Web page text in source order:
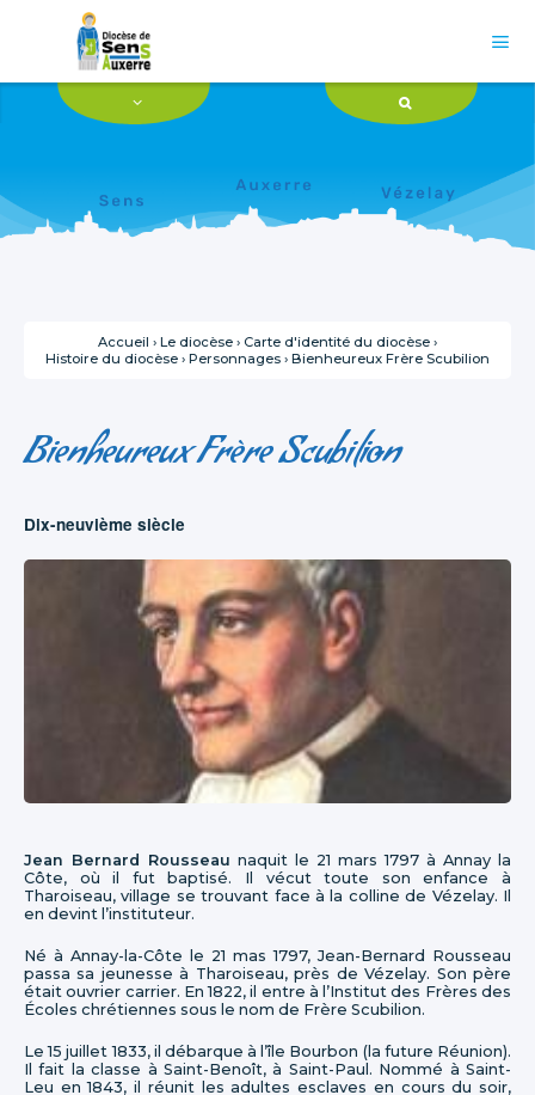
navigation

Accueil › Le diocèse › Carte d'identité du diocèse ›
Histoire du diocèse › Personnages › Bienheureux Frère Scubilion
Bienheureux Frère Scubilion
Dix-neuvième siècle
Jean Bernard Rousseau naquit le 21 mars 1797 à Annay la
Côte, où il fut baptisé. Il vécut toute son enfance à
Tharoiseau, village se trouvant face à la colline de Vézelay. Il
en devint l’instituteur.
Né à Annay-la-Côte le 21 mas 1797, Jean-Bernard Rousseau
passa sa jeunesse à Tharoiseau, près de Vézelay. Son père
était ouvrier carrier. En 1822, il entre à l’Institut des Frères des
Écoles chrétiennes sous le nom de Frère Scubilion.
Le 15 juillet 1833, il débarque à l’île Bourbon (la future Réunion).
Il fait la classe à Saint-Benoît, à Saint-Paul. Nommé à Saint-
Leu en 1843, il réunit les adultes esclaves en cours du soir,